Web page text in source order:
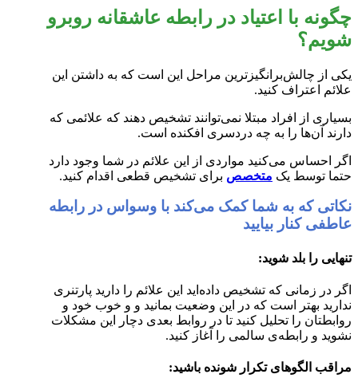
چگونه با اعتیاد در رابطه عاشقانه روبرو
شویم؟
یکی از چالش‌برانگیزترین مراحل این است که به داشتن این
علائم اعتراف کنید.
بسیاری از افراد مبتلا نمی‌توانند تشخیص دهند که علائمی که
دارند آن‌ها را به چه دردسری افکنده است.
اگر احساس می‌کنید مواردی از این علائم در شما وجود دارد
حتما توسط یک متخصص برای تشخیص قطعی اقدام کنید.
نکاتی که به شما کمک می‌کند با وسواس در رابطه
عاطفی کنار بیایید
تنهایی را بلد شوید:
اگر در زمانی که تشخیص داده‌اید این علائم را دارید پارتنری
ندارید بهتر است که در این وضعیت بمانید و و خوب خود و
روابطتان را تحلیل کنید تا در روابط بعدی دچار این مشکلات
نشوید و رابطه‌ی سالمی را آغاز کنید.
مراقب الگوهای تکرار شونده باشید: